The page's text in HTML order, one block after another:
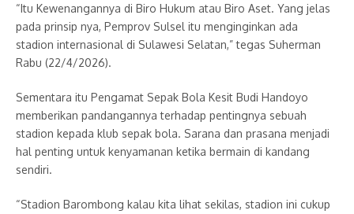
“Itu Kewenangannya di Biro Hukum atau Biro Aset. Yang jelas
pada prinsip nya, Pemprov Sulsel itu menginginkan ada
stadion internasional di Sulawesi Selatan,” tegas Suherman
Rabu (22/4/2026).
Sementara itu Pengamat Sepak Bola Kesit Budi Handoyo
memberikan pandangannya terhadap pentingnya sebuah
stadion kepada klub sepak bola. Sarana dan prasana menjadi
hal penting untuk kenyamanan ketika bermain di kandang
sendiri.
“Stadion Barombong kalau kita lihat sekilas, stadion ini cukup